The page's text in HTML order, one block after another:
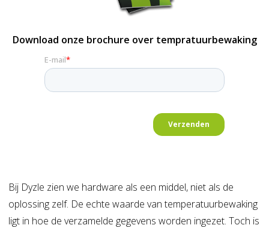
Bij Dyzle zien we hardware als een middel, niet als de
oplossing zelf. De echte waarde van temperatuurbewaking
ligt in hoe de verzamelde gegevens worden ingezet. Toch is
Download onze brochure over tempratuurbewaking